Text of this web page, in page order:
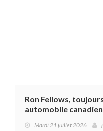
Ron Fellows,
automobile canadien
Mardi 21 juillet 2026